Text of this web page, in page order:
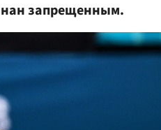
запрещенным.